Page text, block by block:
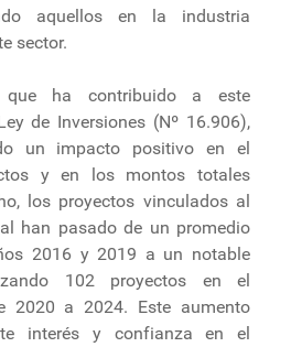
aquellos en la industria
sector.
ha contribuido a este
de Inversiones (Nº 16.906),
un impacto positivo en el
y en los montos totales
los proyectos vinculados al
han pasado de un promedio
2016 y 2019 a un notable
102 proyectos en el
2020 a 2024. Este aumento
interés y confianza en el